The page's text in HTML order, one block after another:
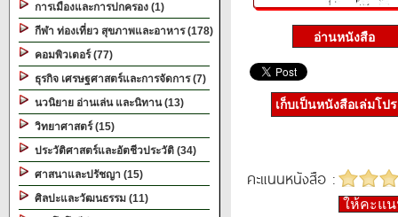
การเมืองและการปกครอง (1)
กีฬา ท่องเที่ยว สุขภาพและอาหาร (178)
คอมพิวเตอร์ (77)
ธุรกิจ เศรษฐศาสตร์และการจัดการ (7)
นวนิยาย อ่านเล่น และนิทาน (13)
วิทยาศาสตร์ (15)
ประวัติศาสตร์และอัตชีวประวัติ (34)
ศาสนาและปรัชญา (15)
ศิลปะและวัฒนธรรม (11)
เก็บเป็นหนังสือเล่มโป
คะแนนหนังสือ :
ให้คะแ